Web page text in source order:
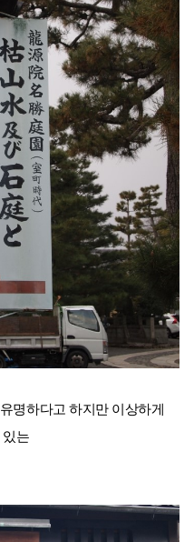
명하다고 하지만 이상하게
있는